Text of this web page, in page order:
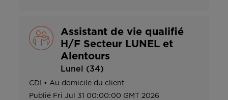
Assistant de vie qualifié
H/F Secteur LUNEL et
Alentours
Lunel (34)
CDI • Au domicile du client
Publié Fri Jul 31 00:00:00 GMT 2026